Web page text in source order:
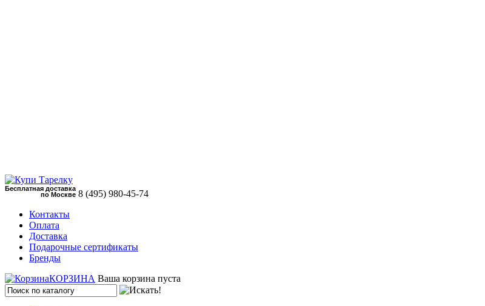
Бесплатная доставка
по Москве 8 (495) 980-45-74
Контакты
Оплата
Доставка
Подарочные сертификаты
Бренды
КОРЗИНА Ваша корзина пуста